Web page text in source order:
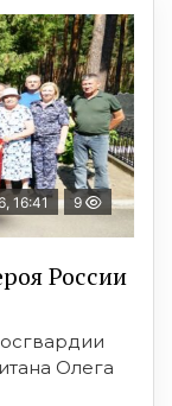
16:41 9
России
Олега